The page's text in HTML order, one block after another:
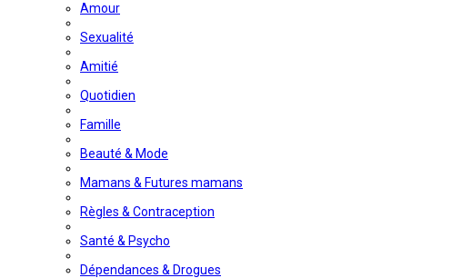
Amour
Sexualité
Amitié
Quotidien
Famille
Beauté & Mode
Mamans & Futures mamans
Règles & Contraception
Santé & Psycho
Dépendances & Drogues